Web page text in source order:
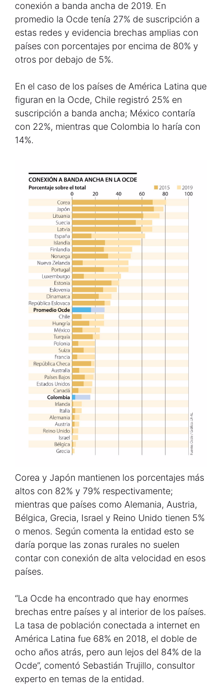
conexión a banda ancha de 2019. En
promedio la Ocde tenía 27% de suscripción a
estas redes y evidencia brechas amplias con
países con porcentajes por encima de 80% y
otros por debajo de 5%.
En el caso de los países de América Latina que
figuran en la Ocde, Chile registró 25% en
suscripción a banda ancha; México contaría
con 22%, mientras que Colombia lo haría con
14%.
Corea y Japón mantienen los porcentajes más
altos con 82% y 79% respectivamente;
mientras que países como Alemania, Austria,
Bélgica, Grecia, Israel y Reino Unido tienen 5%
o menos. Según comenta la entidad esto se
daría porque las zonas rurales no suelen
contar con conexión de alta velocidad en esos
países.
“La Ocde ha encontrado que hay enormes
brechas entre países y al interior de los países.
La tasa de población conectada a internet en
América Latina fue 68% en 2018, el doble de
ocho años atrás, pero aun lejos del 84% de la
Ocde”, comentó Sebastián Trujillo, consultor
experto en temas de la entidad.